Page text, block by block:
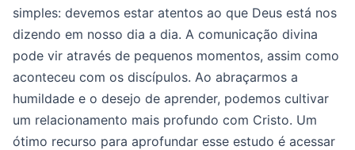
simples: devemos estar atentos ao que Deus está nos
dizendo em nosso dia a dia. A comunicação divina
pode vir através de pequenos momentos, assim como
aconteceu com os discípulos. Ao abraçarmos a
humildade e o desejo de aprender, podemos cultivar
um relacionamento mais profundo com Cristo. Um
ótimo recurso para aprofundar esse estudo é acessar